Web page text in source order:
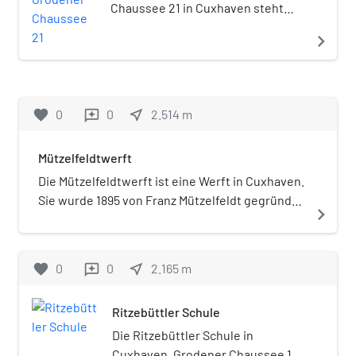
Kilometer entfernte Pfarrkirche St. Marien das
nächstgelegene katholische Gotteshaus.
Chaussee 21 in Cuxhaven steht
der Baudenkmale in Cuxhaven
navigate_next
favorite 0 reviews 0 near_me 2.514 m
Mützelfeldtwerft
Die Mützelfeldtwerft ist eine Werft in Cuxhaven.
Sie wurde 1895 von Franz Mützelfeldt gegründet
Rönner Gruppe. Sie baut vor allem kleinere
Fischereifahrzeuge und Frachtschiffe.
navigate_next
favorite 0 reviews 0 near_me 2.165 m
Ritzebüttler Schule
Die Ritzebüttler Schule in